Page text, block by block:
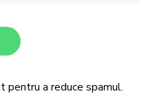
a reduce spamul.